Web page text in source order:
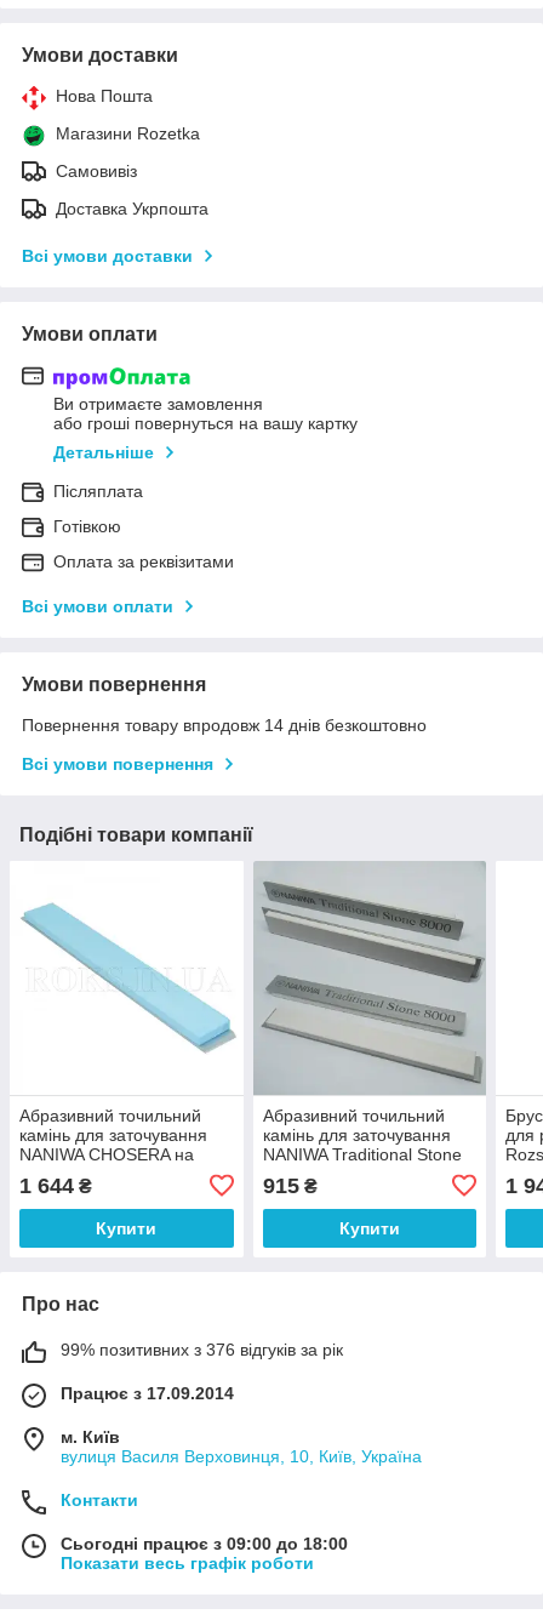
Умови доставки
Нова Пошта
Магазини Rozetka
Самовивіз
Доставка Укрпошта
Всі умови доставки
Умови оплати
Ви отримаєте замовлення
або гроші повернуться на вашу картку
Детальніше
Післяплата
Готівкою
Оплата за реквізитами
Всі умови оплати
Умови повернення
Повернення товару впродовж 14 днів безкоштовно
Всі умови повернення
Подібні товари компанії
Абразивний точильний
камінь для заточування
NANIWA CHOSERA на
бланку Professional Stone
150х20х5 10000 грит
світло-сірий арт.10877
1 644 ₴
Купити
Абразивний точильний
камінь для заточування
NANIWA Traditional Stone
8000 grit білий арт.11398
915₴
Купити
для
1
Про нас
99% позитивних з 376 відгуків за рік
Працює з 17.09.2014
м. Київ
вулиця Василя Верховинця, 10, Київ, Україна
Контакти
Сьогодні працює з 09:00 до 18:00
Показати весь графік роботи